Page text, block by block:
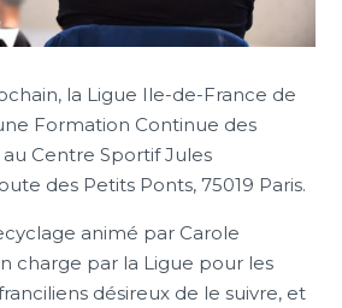
la Ligue Ile-de-France de
Formation Continue des
Centre Sportif Jules
des Petits Ponts, 75019 Paris.
animé par Carole
charge par la Ligue pour les
désireux de le suivre, et